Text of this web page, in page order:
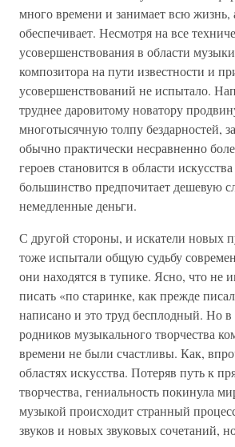
много времени и занимает всю жизнь,
обеспечивает. Несмотря на все
усовершенствования в области
композитора на пути известности и
усовершенствований не испытало.
труднее даровитому новатору
многотысячную толпу бездарностей,
обычно практически несравненно
героев становится в области
большинство предпочитает дешевую
немедленные деньги.
С другой стороны, и искатели новых
тоже испытали общую судьбу
они находятся в тупике. Ясно, что не
писать «по старинке, как прежде
написано и это труд бесплодный. Но
родников музыкального творчества
времени не были счастливы. Как,
областях искусства. Потеряв путь к
творчества, гениальность покинула
музыкой происходит странный
звуков и новых звуковых сочетаний,